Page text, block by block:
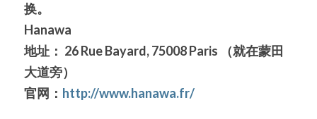
换。
Hanawa
地址： 26 Rue Bayard, 75008 Paris （就在蒙田
大道旁）
官网： http://www.hanawa.fr/